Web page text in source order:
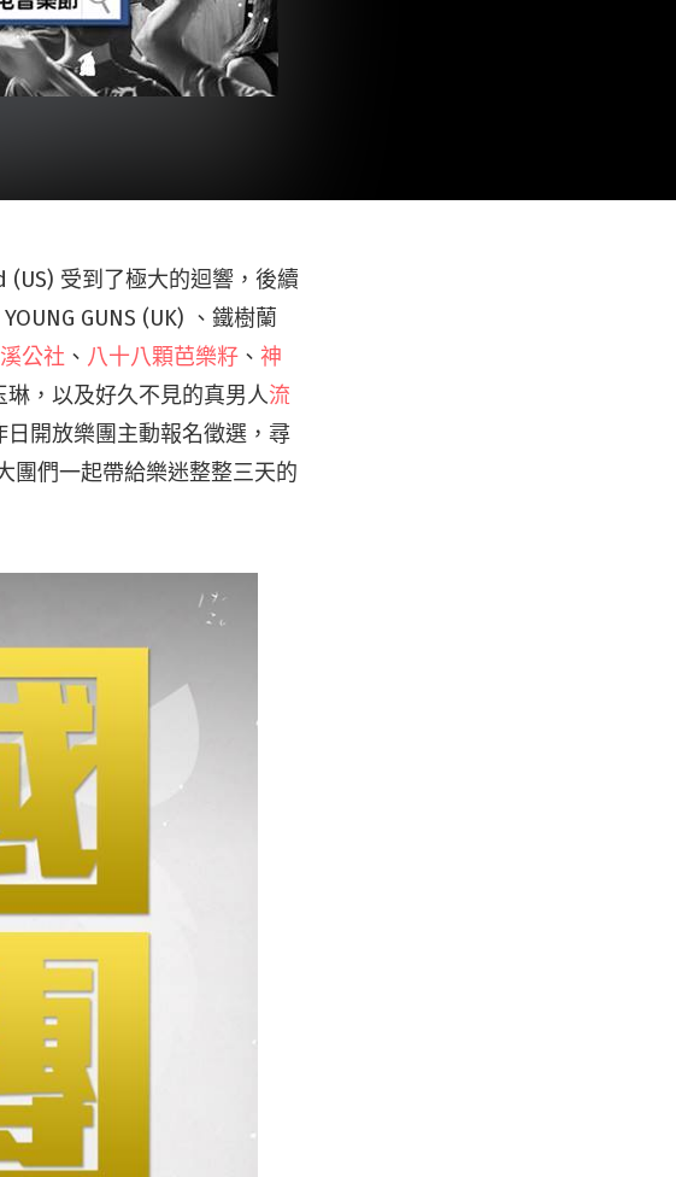
受到了極大的迴響，後續
GUNS (UK) 、鐵樹蘭
公社 、 八十八顆芭樂籽 、 神
，以及好久不見的真男人流
日開放樂團主動報名徵選，尋
團們一起帶給樂迷整整三天的